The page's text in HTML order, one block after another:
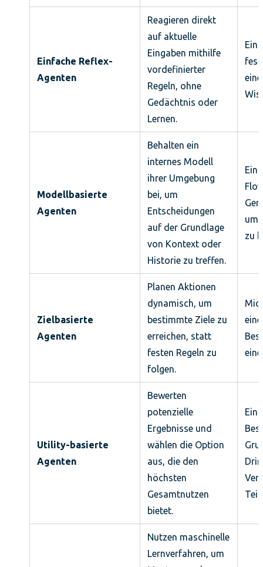
Einfache Reflex-
Agenten
Reagieren direkt
auf aktuelle
Eingaben mithilfe
vordefinierter
Regeln, ohne
Gedächtnis oder
Lernen.
Ein
Modellbasierte
Agenten
Behalten ein
internes Modell
ihrer Umgebung
bei, um
Entscheidungen
auf der Grundlage
von Kontext oder
Historie zu treffen.
Ein
um
zu
Zielbasierte
Agenten
Planen Aktionen
dynamisch, um
bestimmte Ziele zu
erreichen, statt
festen Regeln zu
folgen.
Utility-basierte
Agenten
Bewerten
potenzielle
Ergebnisse und
wählen die Option
aus, die den
höchsten
Gesamtnutzen
bietet.
Ein
Nutzen maschinelle
Lernverfahren, um